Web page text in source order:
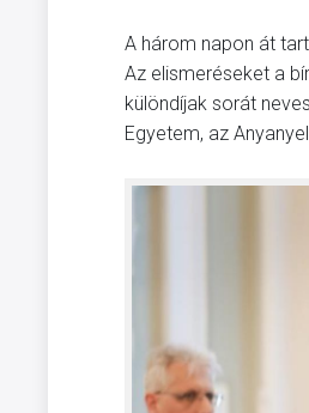
A három napon át
Az elismeréseket a
különdíjak sorát
Egyetem, az